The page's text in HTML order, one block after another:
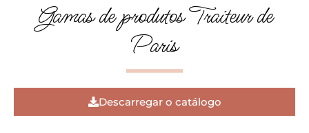
Gamas de produtos Traiteur de
Paris
Descarregar o catálogo